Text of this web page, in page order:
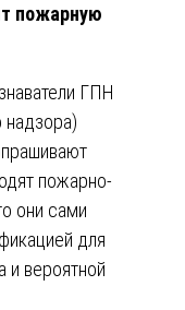
пожарную
ГПН
надзора)
пожарно-
они сами
для
и вероятной